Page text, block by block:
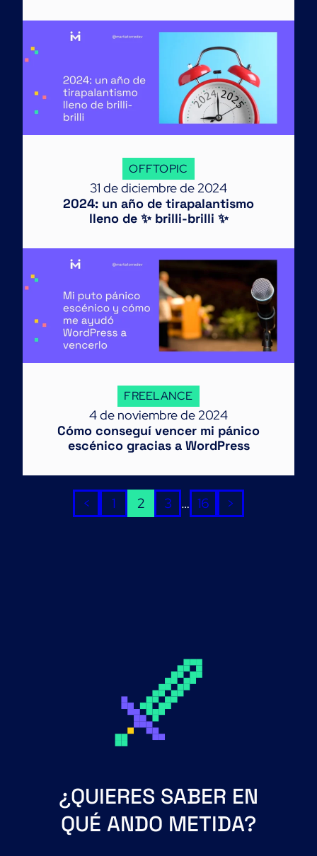
OFFTOPIC
31 de diciembre de 2024
2024: un año de tirapalantismo
lleno de ✨ brilli-brilli ✨
FREELANCE
4 de noviembre de 2024
Cómo conseguí vencer mi pánico
escénico gracias a WordPress
Navegación
< 1 2 3 … 16 >
¿QUIERES SABER EN
QUÉ ANDO METIDA?